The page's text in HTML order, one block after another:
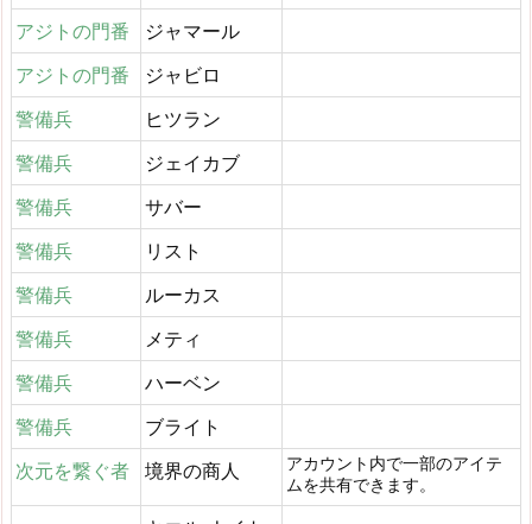
アジトの門番
ジャマール
アジトの門番
ジャビロ
警備兵
ヒツラン
警備兵
ジェイカブ
警備兵
サバー
警備兵
リスト
警備兵
ルーカス
警備兵
メティ
警備兵
ハーベン
警備兵
ブライト
次元を繋ぐ者
境界の商人
アカウント内で一部のアイテ
ムを共有できます。